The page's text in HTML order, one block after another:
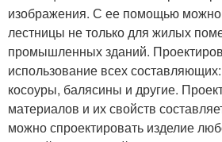
изображения. С ее помощью можно
лестницы не только для жилых
промышленных зданий.
использование всех
косоуры, балясины и другие.
материалов и их свойств
можно спроектировать изделие